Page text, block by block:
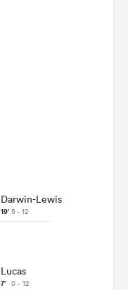
Darwin-Lewis
19' 5 - 12
Lucas
7' 0 - 12